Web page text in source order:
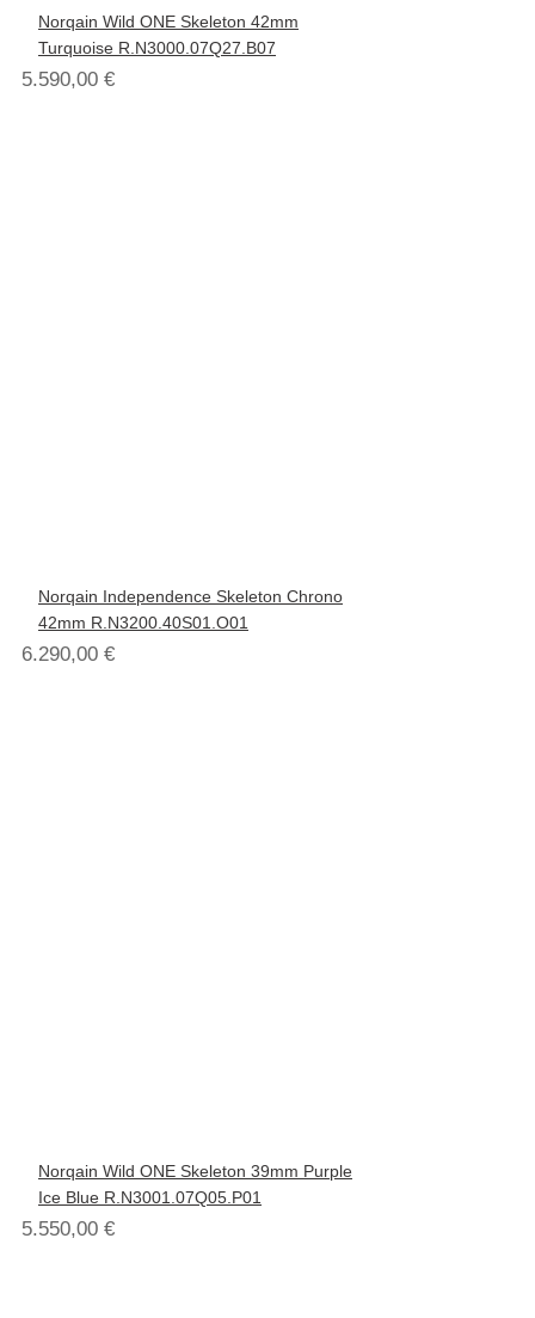
Norqain Wild ONE Skeleton 42mm
Turquoise R.N3000.07Q27.B07
5.590,00 €
Norqain Independence Skeleton Chrono
42mm R.N3200.40S01.O01
6.290,00 €
Norqain Wild ONE Skeleton 39mm Purple
Ice Blue R.N3001.07Q05.P01
5.550,00 €